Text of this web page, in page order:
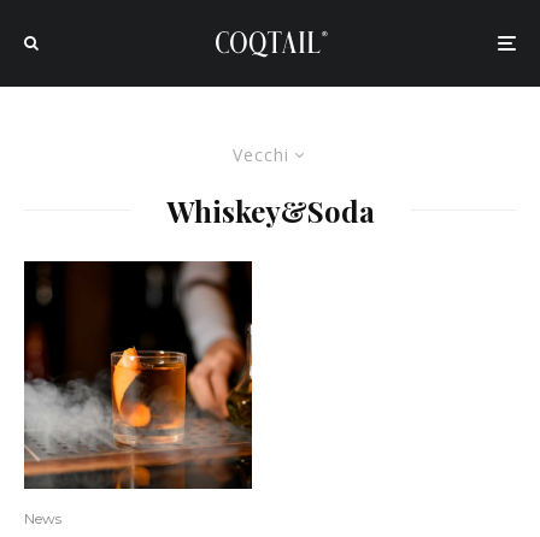
Vecchi
Whiskey&Soda
News